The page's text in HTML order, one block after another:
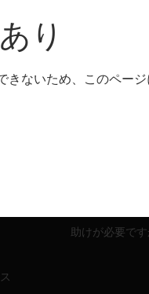
プロダクティビ
助けが必要です
り
ないため、このページ